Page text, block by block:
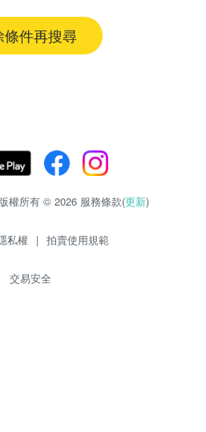
條件再搜尋
權所有 © 2026 服務條款(更新)
私權 | 拍賣使用規範
交易安全